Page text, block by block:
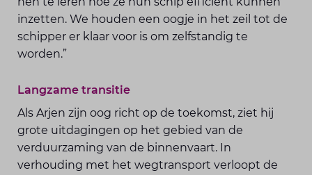
inzetten. We houden een oogje in het zeil tot de
schipper er klaar voor is om zelfstandig te
worden.”
Langzame transitie
Als Arjen zijn oog richt op de toekomst, ziet hij
grote uitdagingen op het gebied van de
verduurzaming van de binnenvaart. In
verhouding met het wegtransport verloopt de